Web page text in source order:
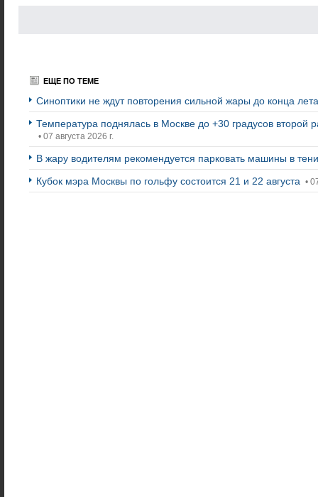
ЕЩЕ ПО ТЕМЕ
Синоптики не ждут повторения сильной жары до конца
Температура поднялась в Москве до +30 градусов второй
• 07 августа 2026 г.
В жару водителям рекомендуется парковать машины в
Кубок мэра Москвы по гольфу состоится 21 и 22 августа •